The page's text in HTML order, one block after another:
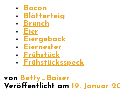
Bacon
Blätterteig
Brunch
Eier
Eiergebäck
Eiernester
Frühstück
Frühstücksspeck
von Betty_Baiser
Veröffentlicht am 19. Januar